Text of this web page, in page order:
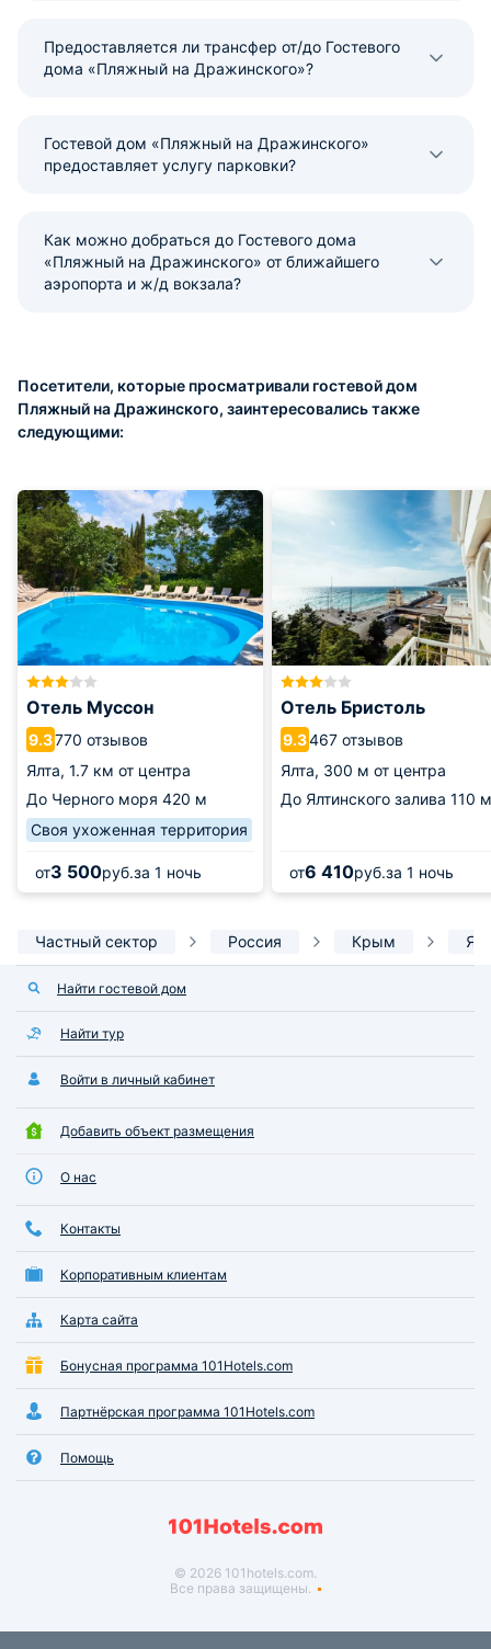
Предоставляется ли трансфер от/до Гостевого
дома «Пляжный на Дражинского»?
Гостевой дом «Пляжный на Дражинского»
предоставляет услугу парковки?
Как можно добраться до Гостевого дома
«Пляжный на Дражинского» от ближайшего
аэропорта и ж/д вокзала?
Посетители, которые просматривали гостевой дом
Пляжный на Дражинского, заинтересовались также
следующими:
Отель Муссон
9.3770 отзывов
Ялта, 1.7 км от центра
До Черного моря 420 м
Своя ухоженная территория
от3 500руб.за 1 ночь
Отель Бристоль
9.3467 отзывов
Ялта, 300 м от центра
До Ялтинского залива 110 м
от6 410руб.за 1 ночь
Частный сектор Россия Крым
Найти гостевой дом
Найти тур
Войти в личный кабинет
Добавить объект размещения
О нас
Контакты
Корпоративным клиентам
Карта сайта
Бонусная программа 101Hotels.com
Партнёрская программа 101Hotels.com
Помощь
© 2026 101hotels.com.
Все права защищены.